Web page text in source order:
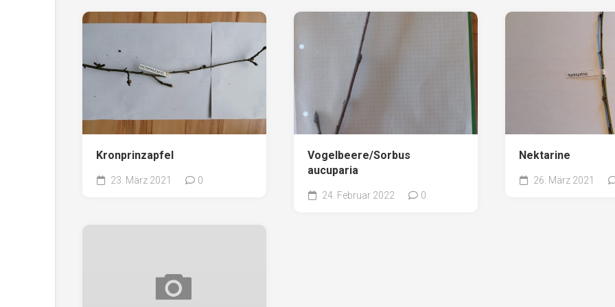
Kronprinzapfel
23. März 2021 0
Vogelbeere/Sorbus
aucuparia
24. Februar 2022 0
Nektarine
26. März 2021